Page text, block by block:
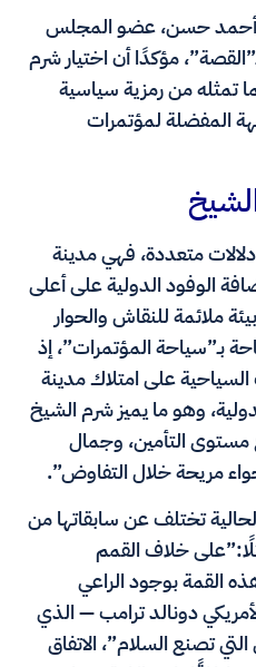
أحمد حسن، عضو المجلس
مؤكدًا أن اختيار شرم
تمثله من رمزية سياسية
المفضلة لمؤتمرات
متعددة، فهي مدينة
الوفود الدولية على أعلى
ملائمة للنقاش والحوار
بـ”سياحة المؤتمرات”، إذ
على امتلاك مدينة
وهو ما يميز شرم الشيخ
مستوى التأمين، وجمال
مريحة خلال التفاوض”.
تختلف عن سابقاتها من
خلاف القمم
القمة بوجود الراعي
دونالد ترامب — الذي
تصنع السلام”، الاتفاق